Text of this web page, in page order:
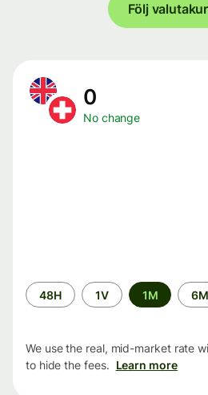
Följ
0
No change
Time
period
48H 1V 1M 6M
We use the real, mid-market rate
to hide the fees. Learn more